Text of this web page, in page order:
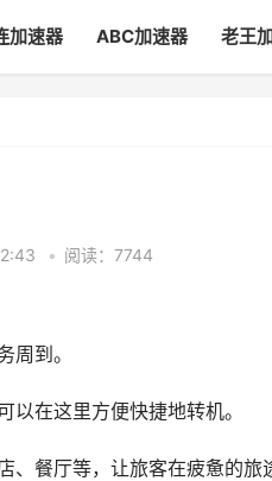
加速器 ABC加速器 老王
• 阅读：7744
周到。
在这里方便快捷地转机。
餐厅等，让旅客在疲惫的旅